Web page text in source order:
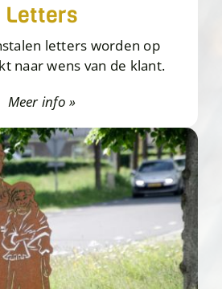
Letters
letters worden op
naar wens van de klant.
Meer info »